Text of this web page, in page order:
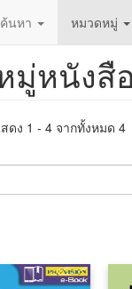
ค้นหา หมวดหมู่
มู่หนังสื
ดง 1 - 4 จากทั้งหมด 4